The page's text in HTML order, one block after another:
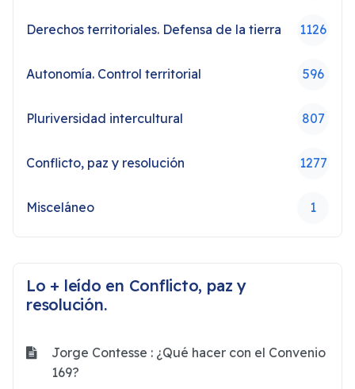
Derechos territoriales. Defensa de la tierra 1126
Autonomía. Control territorial 596
Pluriversidad intercultural 807
Conflicto, paz y resolución 1277
Misceláneo 1
Lo + leído en Conflicto, paz y
resolución.
Jorge Contesse : ¿Qué hacer con el Convenio
169?